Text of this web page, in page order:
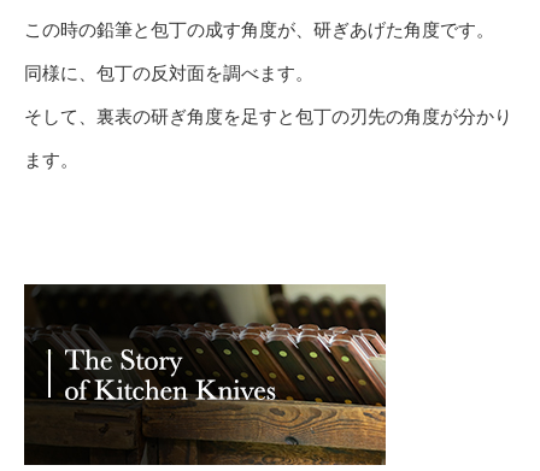
この時の鉛筆と包丁の成す角度が、研ぎあげた角度です。
同様に、包丁の反対面を調べます。
そして、裏表の研ぎ角度を足すと包丁の刃先の角度が分かり
ます。